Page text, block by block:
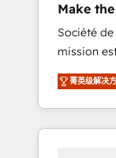
objectifs
400
vos
HubSpot
question
Make
Société
mission
nouveaux
comptes
菁英级解决